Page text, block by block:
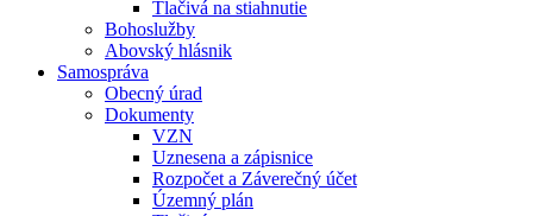
Tlačivá na stiahnutie
Bohoslužby
Abovský hlásnik
Samospráva
Obecný úrad
Dokumenty
VZN
Uznesena a zápisnice
Rozpočet a Záverečný účet
Územný plán